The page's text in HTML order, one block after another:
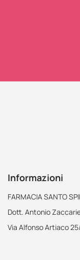
Informazioni
FARMACIA SANTO
Dott. Antonio
Via Alfonso Artiaco